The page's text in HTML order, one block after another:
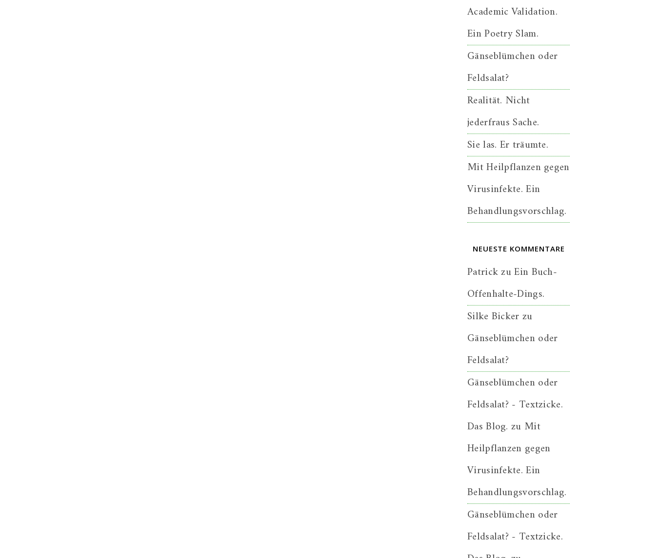
Academic Validation.
Ein Poetry Slam.
Gänseblümchen oder
Feldsalat?
Realität. Nicht
jederfraus Sache.
Sie las. Er träumte.
Mit Heilpflanzen gegen
Virusinfekte. Ein
Behandlungsvorschlag.
NEUESTE KOMMENTARE
PatrickzuEin Buch-
Offenhalte-Dings.
Silke Bickerzu
Gänseblümchen oder
Feldsalat?
Gänseblümchen oder
Feldsalat? - Textzicke.
Das Blog. zu Mit
Heilpflanzen gegen
Virusinfekte. Ein
Behandlungsvorschlag.
Gänseblümchen oder
Feldsalat? - Textzicke.